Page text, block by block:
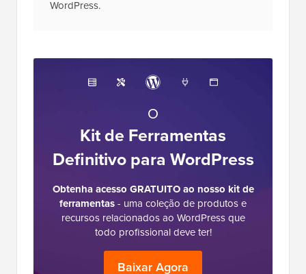
A Equipe Editorial do WPBeginner é um time
Syed Balkhi com mais de 16 anos de
experiência em WordPress, Web Hosting,
eCommerce, SEO e Marketing. Fundado em
2009, o WPBeginner é agora o maior site de
recursos gratuitos de WordPress do setor e é
frequentemente referido como a Wikipedia do
WordPress.